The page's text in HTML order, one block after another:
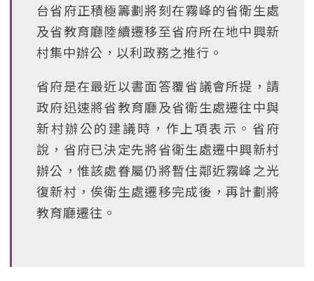
台省府正積極籌劃將刻在霧峰的省衛生處
及省教育廳陸續遷移至省府所在地中興新
村集中辦公，以利政務之推行。
省府是在最近以書面答覆省議會所提，請
政府迅速將省教育廳及省衛生處遷往中與
新村辦公的建議時，作上項表示。省府
說，省府已決定先將省衛生處遷中興新村
辦公，惟該處眷屬仍將暫住鄰近霧峰之光
復新村，俟衛生處遷移完成後，再計劃將
教育廳遷往。